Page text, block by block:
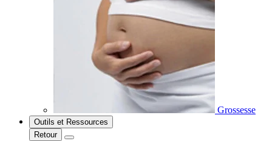
Grossesse
Outils et Ressources
Retour